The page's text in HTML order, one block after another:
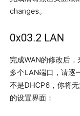
changes。
0x03.2 LAN
完成WAN的修改后
多个LAN端口，请逐
不是DHCP6，你将
的设置界面：